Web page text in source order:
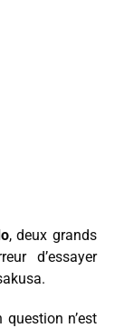
, deux grands
d’essayer
question n’est